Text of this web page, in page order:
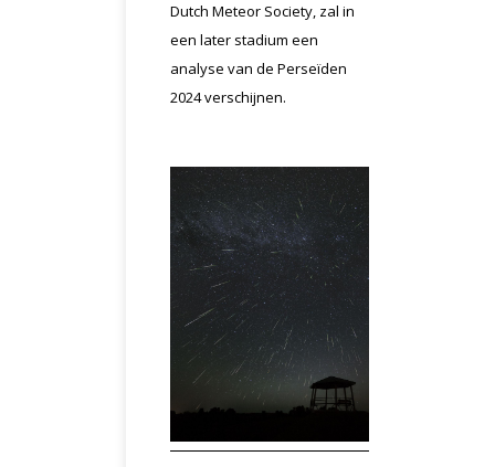
Dutch Meteor Society, zal in
een later stadium een
analyse van de Perseïden
2024 verschijnen.